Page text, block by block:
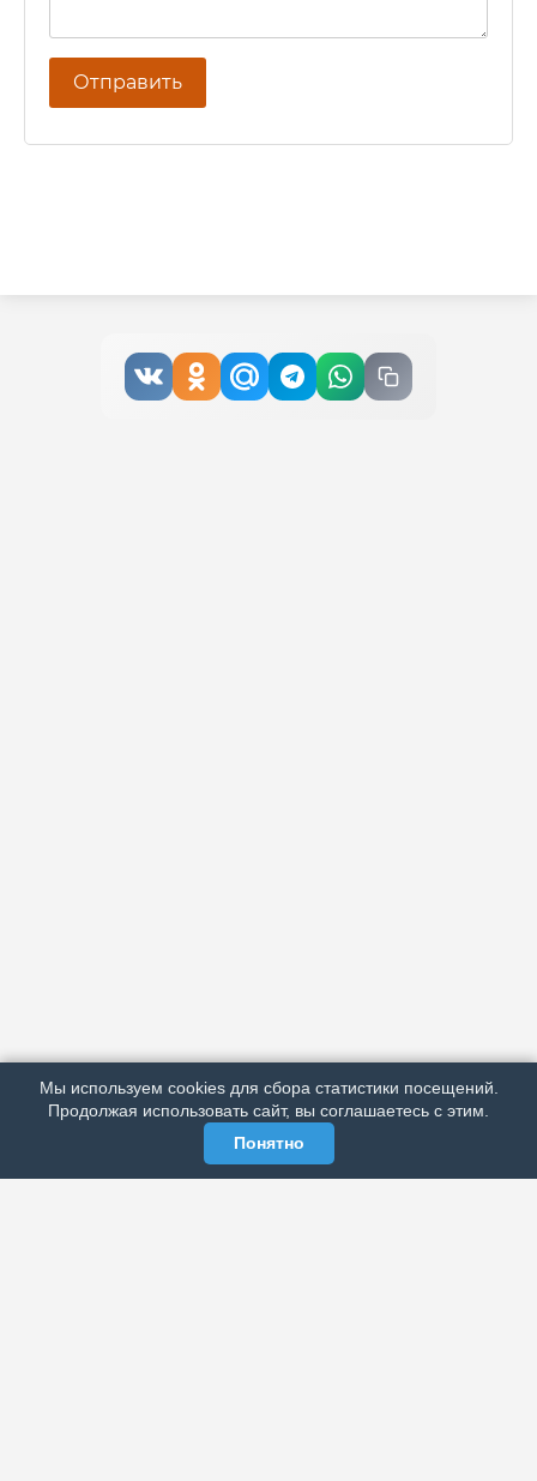
РЕКЛАМА У НАС
МЫ В СОЦСЕТЯХ
Отправить
Мы используем cookies для сбора статистики посещений.
Продолжая использовать сайт, вы соглашаетесь с этим.
Понятно